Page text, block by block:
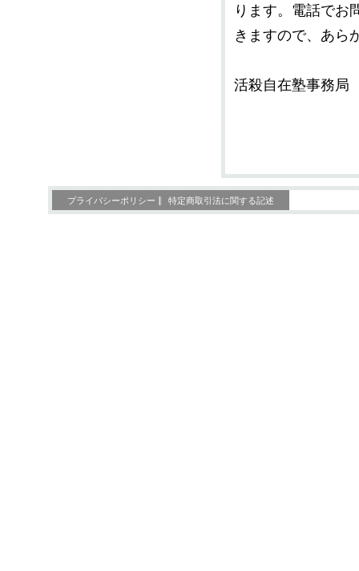
ります。電話でお
きますので、あら
活殺自在塾事務局
プライバシーポリシー 特定商取引法に関する記述